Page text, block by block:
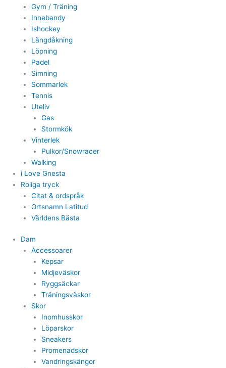
Gym / Träning
Innebandy
Ishockey
Längdåkning
Löpning
Padel
Simning
Sommarlek
Tennis
Uteliv
Gas
Stormkök
Vinterlek
Pulkor/Snowracer
Walking
i Love Gnesta
Roliga tryck
Citat & ordspråk
Ortsnamn Latitud
Världens Bästa
Dam
Accessoarer
Kepsar
Midjeväskor
Ryggsäckar
Träningsväskor
Skor
Inomhusskor
Löparskor
Sneakers
Promenadskor
Vandringskängor